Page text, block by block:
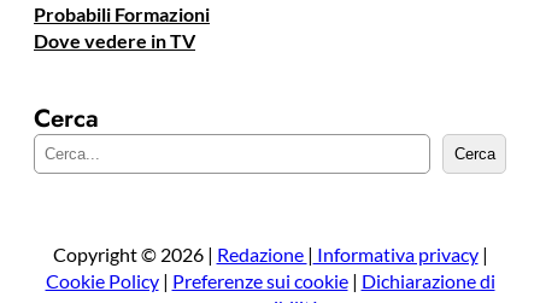
Probabili Formazioni
Dove vedere in TV
Cerca
e
a
Cerca
Copyright © 2026 | Redazione | Informativa privacy|
Cookie Policy| Preferenze sui cookie| Dichiarazione di